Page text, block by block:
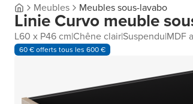
Meubles Meubles sous-lavabo
Linie Curvo meuble
L60 x P46 cm|Chêne clair|Suspendu|MDF
60 € offerts tous les 600 €